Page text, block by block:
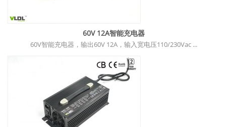
60V 12A智能充电器
60V智能充电器，输出60V 12A，输入宽电压110/230Vac ...